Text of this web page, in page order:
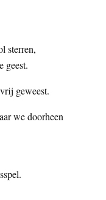
sterren,
geest.
geweest.
we doorheen